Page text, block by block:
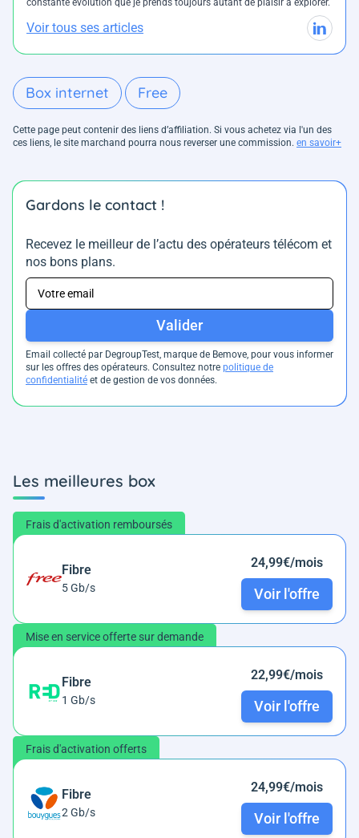
constante évolution que je prends toujours autant de plaisir à explorer.
Voir tous ses articles
Box internet Free
Cette page peut contenir des liens d’affiliation. Si vous achetez via l'un des
ces liens, le site marchand pourra nous reverser une commission. en savoir+
Gardons le contact !
Recevez le meilleur de l’actu des opérateurs télécom et
nos bons plans.
Valider
Email collecté par DegroupTest, marque de Bemove, pour vous informer
sur les offres des opérateurs. Consultez notre politique de
confidentialité et de gestion de vos données.
Les meilleures box
Frais d'activation remboursés
Fibre
5 Gb/s
24,99€/mois
Voir l'offre
Mise en service offerte sur demande
Fibre
1 Gb/s
22,99€/mois
Voir l'offre
Frais d'activation offerts
Fibre
2 Gb/s
24,99€/mois
Voir l'offre